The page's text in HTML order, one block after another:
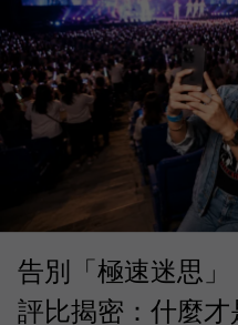
告別「極速迷思
評比揭密：什麼